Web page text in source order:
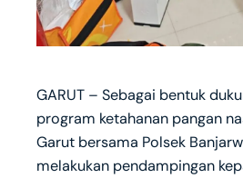
GARUT – Sebagai bentuk
program ketahanan pangan
Garut bersama Polsek
melakukan pendampingan